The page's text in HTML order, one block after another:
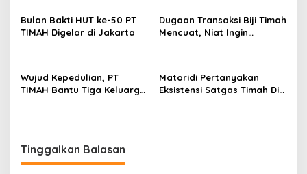
Bulan Bakti HUT ke-50 PT
TIMAH Digelar di Jakarta
Dugaan Transaksi Biji Timah
Mencuat, Niat Ingin
Wujud Kepedulian, PT
TIMAH Bantu Tiga Keluarga
Matoridi Pertanyakan
Eksistensi Satgas Timah Di
Tinggalkan Balasan